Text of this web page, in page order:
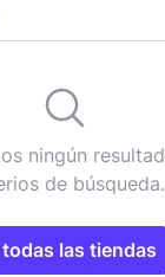
ningún
de búsqueda.
todas las tiendas